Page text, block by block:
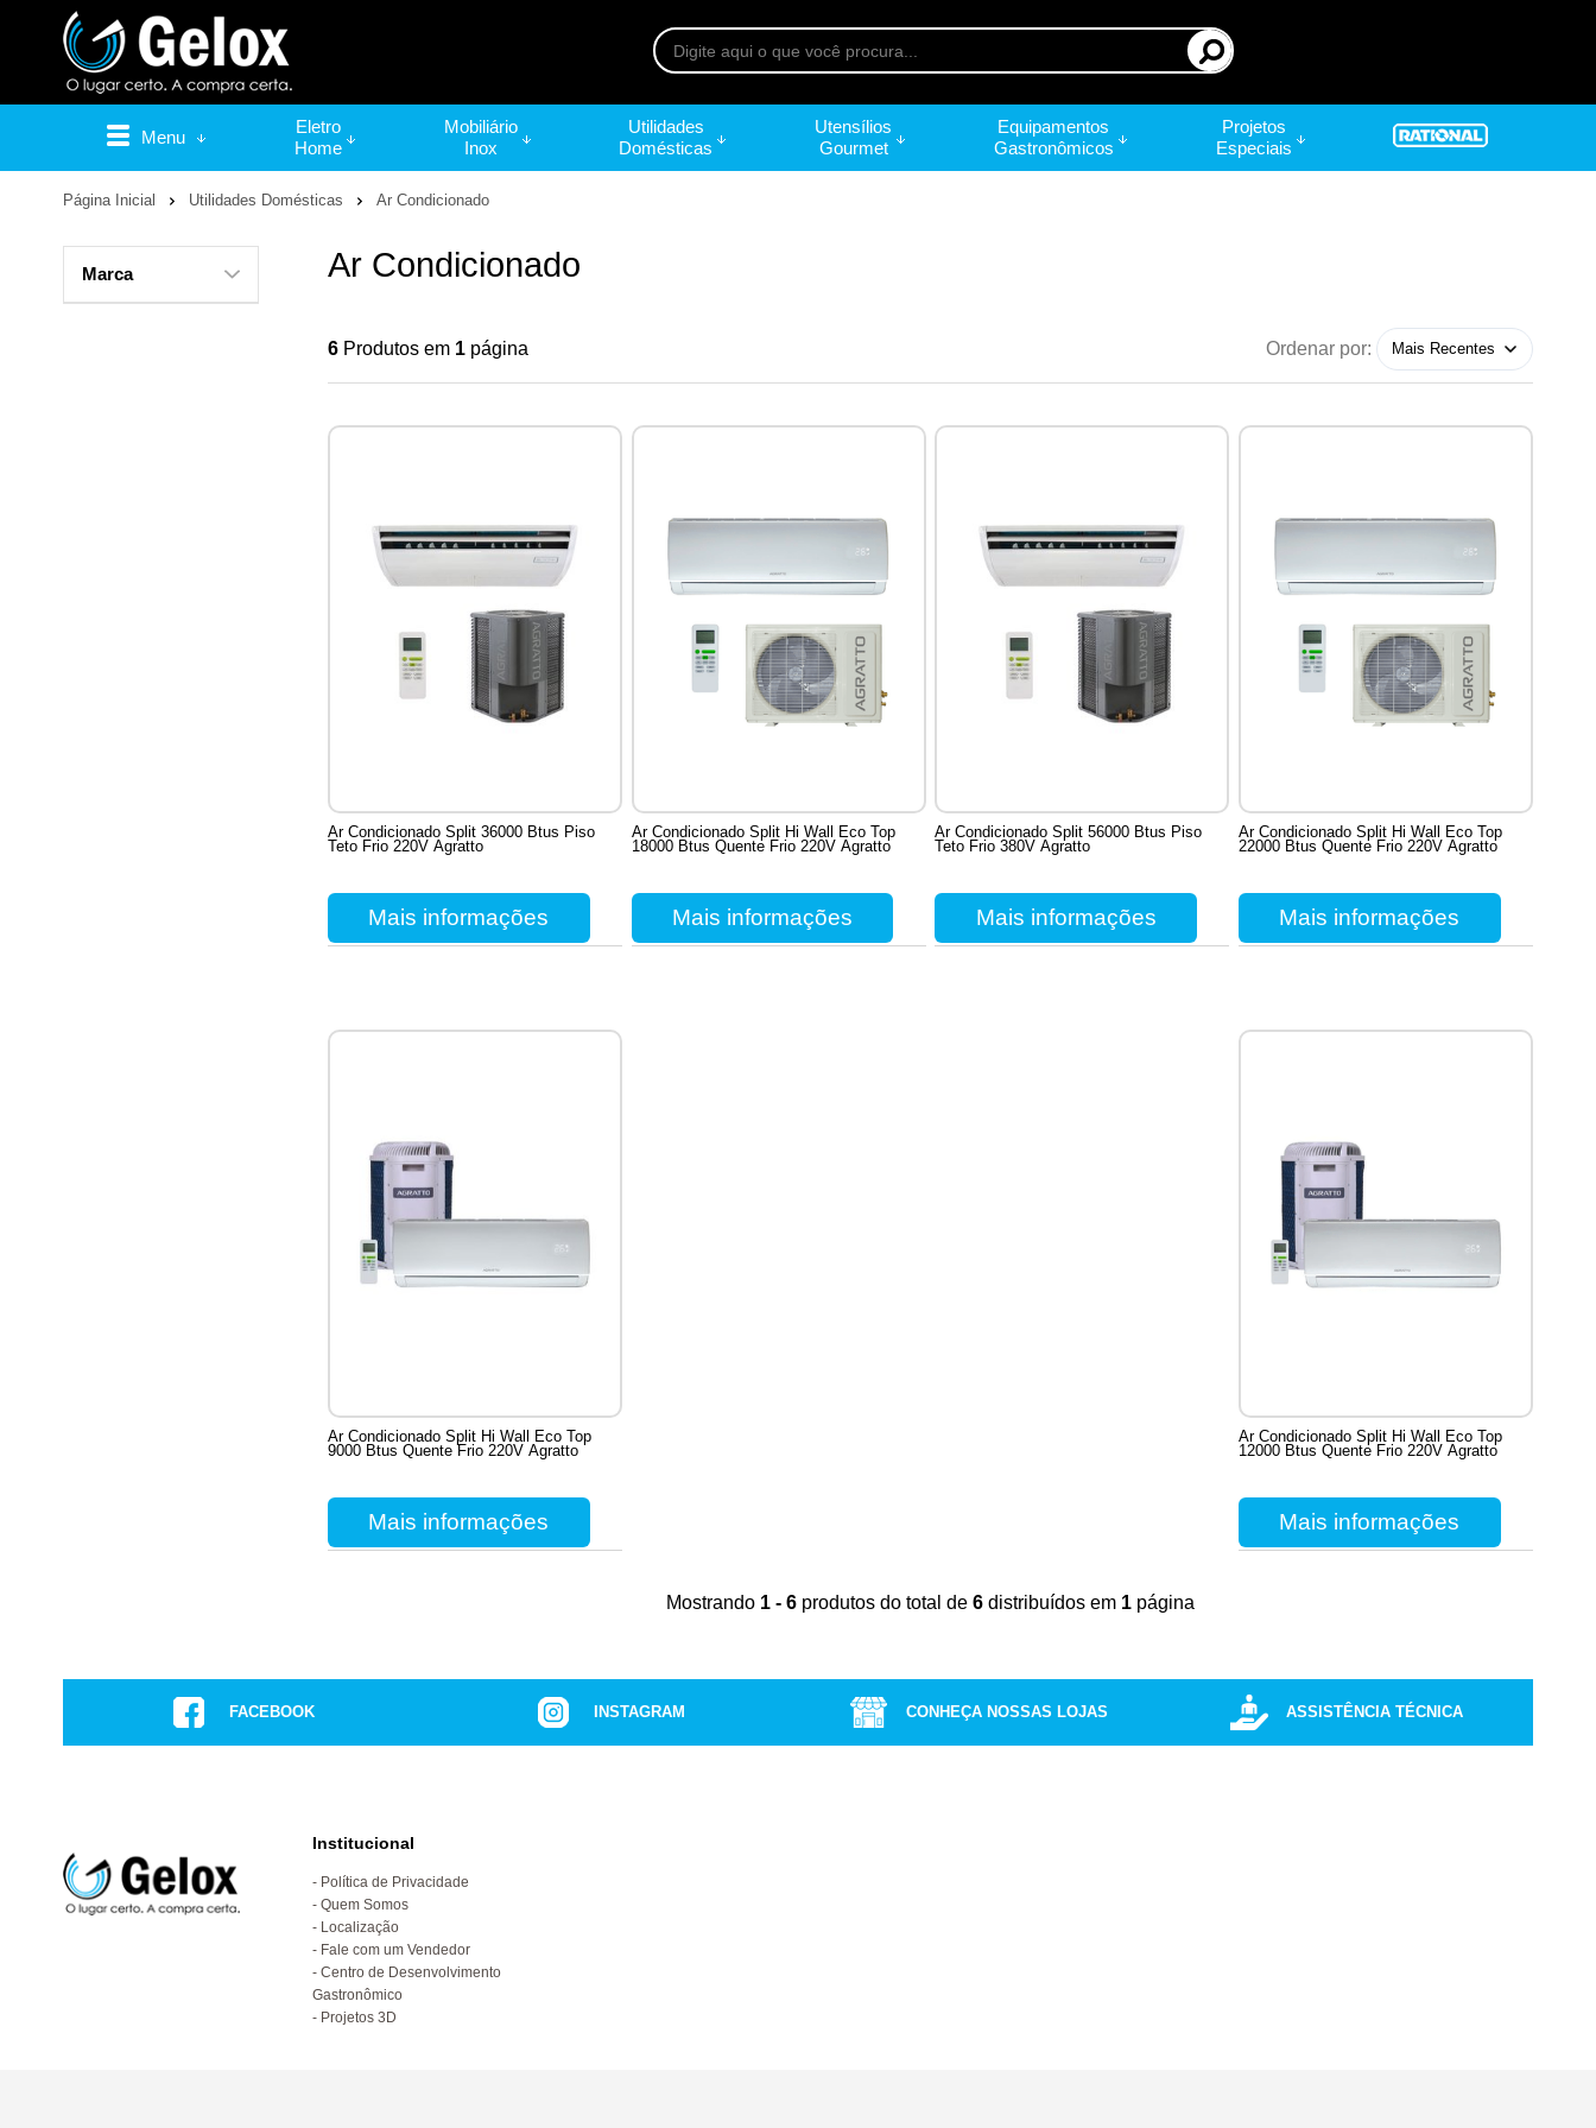
Menu
Eletro
Home
Mobiliário
Inox
Utilidades
Domésticas
Utensílios
Gourmet
Equipamentos
Gastronômicos
Projetos
Especiais
Página Inicial Utilidades Domésticas Ar Condicionado
Marca Ar Condicionado
6 Produtos em 1 página Ordenar por:
Ar Condicionado Split 36000 Btus Piso
Teto Frio 220V Agratto
Mais informações
Ar Condicionado Split Hi Wall Eco Top
18000 Btus Quente Frio 220V Agratto
Mais informações
Ar Condicionado Split 56000 Btus Piso
Teto Frio 380V Agratto
Mais informações
Ar Condicionado Split Hi Wall Eco Top
22000 Btus Quente Frio 220V Agratto
Mais informações
Ar Condicionado Split Hi Wall Eco Top
9000 Btus Quente Frio 220V Agratto
Mais informações
Ar Condicionado Split Hi Wall Eco Top
12000 Btus Quente Frio 220V Agratto
Mais informações
Mostrando 1 - 6 produtos do total de 6distribuídos em 1página
FACEBOOK INSTAGRAM CONHEÇA NOSSAS LOJAS ASSISTÊNCIA TÉCNICA
Institucional
Política de Privacidade
Quem Somos
Localização
Fale com um Vendedor
Centro de Desenvolvimento
Gastronômico
Projetos 3D